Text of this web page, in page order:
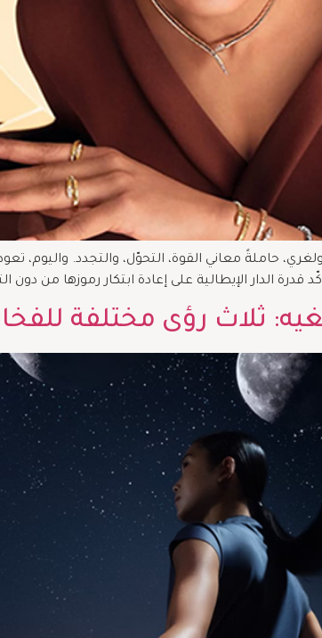
حاملةً معاني القوة، التحوّل، والتجدد. واليوم،
ثلاث رؤى مختلفة